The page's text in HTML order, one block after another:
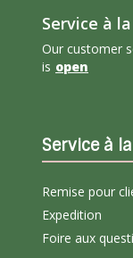
Service à
Our customer
is open
Service à
Remise pour
Expedition
Foire aux